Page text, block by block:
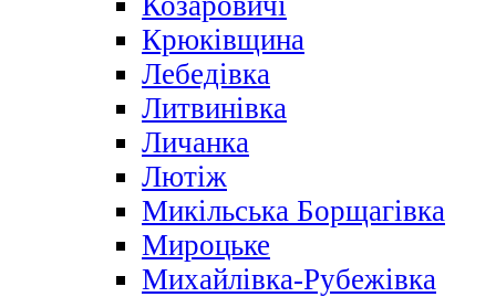
Крюківщина
Лебедівка
Литвинівка
Личанка
Лютіж
Микільська Борщагівка
Мироцьке
Михайлівка-Рубежівка